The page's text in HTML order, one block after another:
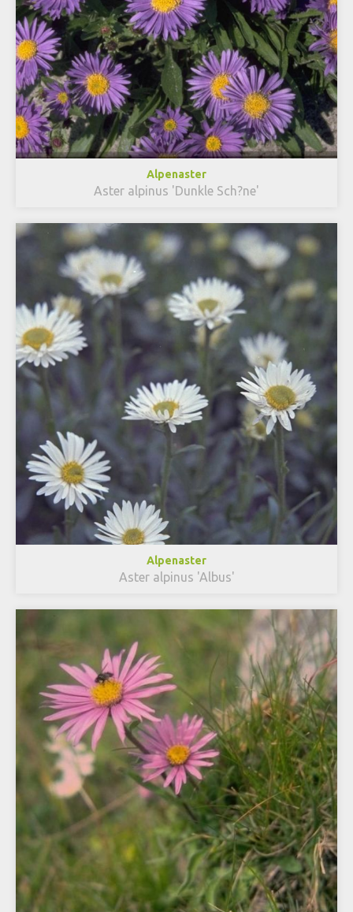
Alpenaster
Aster alpinus 'Dunkle Sch?ne'
Alpenaster
Aster alpinus 'Albus'